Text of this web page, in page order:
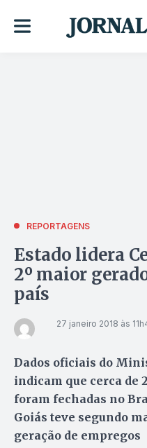
REPORTAGENS
Estado lidera
2º maior
país
27 janeiro 2018 às
Dados oficiais do
indicam que cerca de
foram fechadas no
Goiás teve segundo
geração de empregos